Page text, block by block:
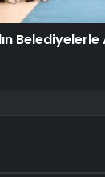
Belediyelerle